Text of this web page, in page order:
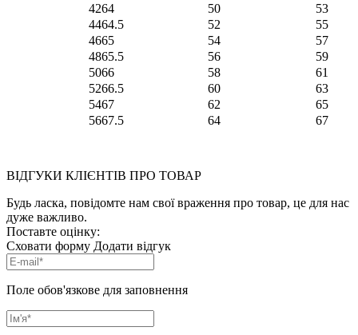
4264 50
53
4464.5 52
55
4665 54
57
4865.5 56
59
5066 58
61
5266.5 60
63
5467 62
65
5667.5 64 67
ВІДГУКИ КЛІЄНТІВ ПРО ТОВАР
Будь ласка, повідомте нам свої враження про товар, це для нас
дуже важливо.
Поставте оцінку:
Сховати форму Додати відгук
Поле обов'язкове для заповнення